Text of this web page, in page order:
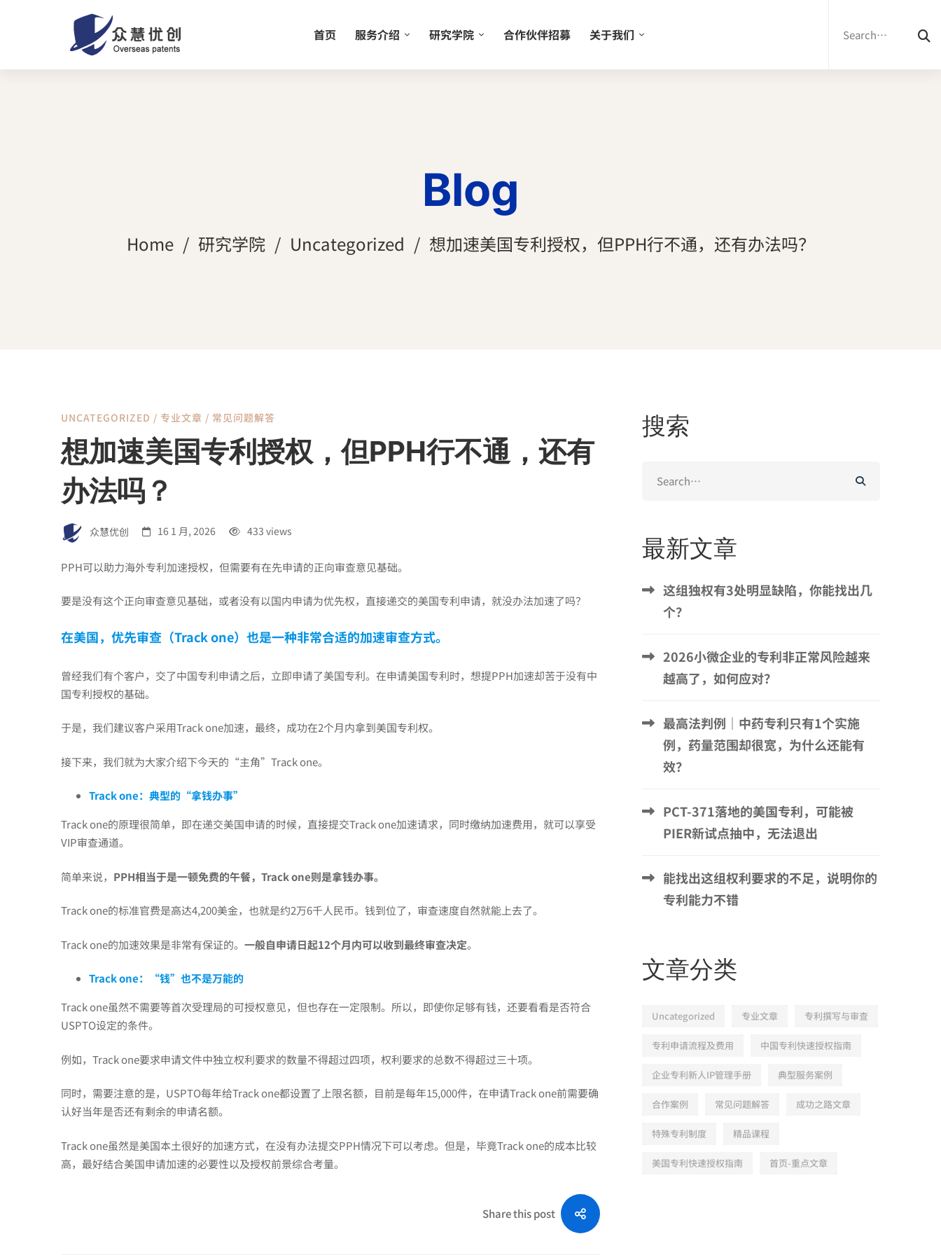
首页 服务介绍 研究学院 合作伙伴招募 关于我们
Blog
Home 研究学院 Uncategorized 想加速美国专利授权，但PPH行不通，还有办法吗？
想
加
速
美
国
专
利
授
权，
但
PPH
行
不
通，
还
有
UNCATEGORIZED / 专业文章 / 常见问题解答
想加速美国专利授权，但PPH行不通，还有
办法吗？
众慧优创 16 1 月, 2026 433 views
PPH可以助力海外专利加速授权，但需要有在先申请的正向审查意见基础。
要是没有这个正向审查意见基础，或者没有以国内申请为优先权，直接递交的美国专利申请，就没办法加速了吗？
在美国，优先审查（Track one）也是一种非常合适的加速审查方式。
曾经我们有个客户，交了中国专利申请之后，立即申请了美国专利。在申请美国专利时，想提PPH加速却苦于没有中
国专利授权的基础。
于是，我们建议客户采用Track one加速，最终，成功在2个月内拿到美国专利权。
接下来，我们就为大家介绍下今天的“主角”Track one。
Track one：典型的“拿钱办事”
Track one的原理很简单，即在递交美国申请的时候，直接提交Track one加速请求，同时缴纳加速费用，就可以享受
VIP审查通道。
简单来说， PPH相当于是一顿免费的午餐， Track one则是拿钱办事。
Track one的标准官费是高达4,200美金，也就是约2万6千人民币。钱到位了，审查速度自然就能上去了。
Track one的加速效果是非常有保证的。 一般自申请日起12个月内可以收到最终审查决定。
Track one：“钱”也不是万能的
Track one虽然不需要等首次受理局的可授权意见，但也存在一定限制。所以，即使你足够有钱，还要看看是否符合
USPTO设定的条件。
例如，Track one要求申请文件中独立权利要求的数量不得超过四项，权利要求的总数不得超过三十项。
同时，需要注意的是，USPTO每年给Track one都设置了上限名额，目前是每年15,000件，在申请Track one前需要确
认好当年是否还有剩余的申请名额。
Track one虽然是美国本土很好的加速方式，在没有办法提交PPH情况下可以考虑。但是，毕竟Track one的成本比较
高，最好结合美国申请加速的必要性以及授权前景综合考量。
Share this post
搜索
for:
最新文章
这组独权有3处明显缺陷，你能找出几
个？
2026小微企业的专利非正常风险越来
越高了，如何应对？
最高法判例｜中药专利只有1个实施
例，药量范围却很宽，为什么还能有
效？
PCT-371落地的美国专利，可能被
PIER新试点抽中，无法退出
能找出这组权利要求的不足，说明你的
专利能力不错
文章分类
Uncategorized 专业文章 专利撰写与审查
专利申请流程及费用 中国专利快速授权指南
企业专利新人IP管理手册 典型服务案例
合作案例 常见问题解答 成功之路文章
特殊专利制度 精品课程
美国专利快速授权指南 首页-重点文章